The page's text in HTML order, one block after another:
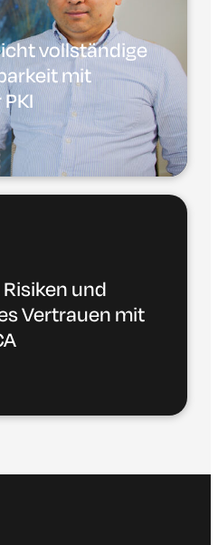
vollständige
mit
und
Vertrauen mit